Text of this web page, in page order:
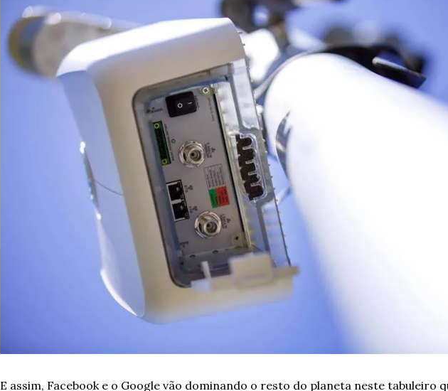
E assim, Facebook e o Google vão dominando o resto do planeta neste tabuleiro